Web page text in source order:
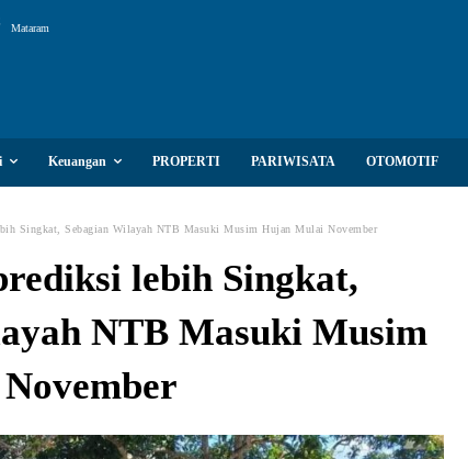
Mataram
Keuangan PROPERTI PARIWISATA OTOMOTIF
Singkat, Sebagian Wilayah NTB Masuki Musim Hujan Mulai November
lebih Singkat,
NTB Masuki Musim